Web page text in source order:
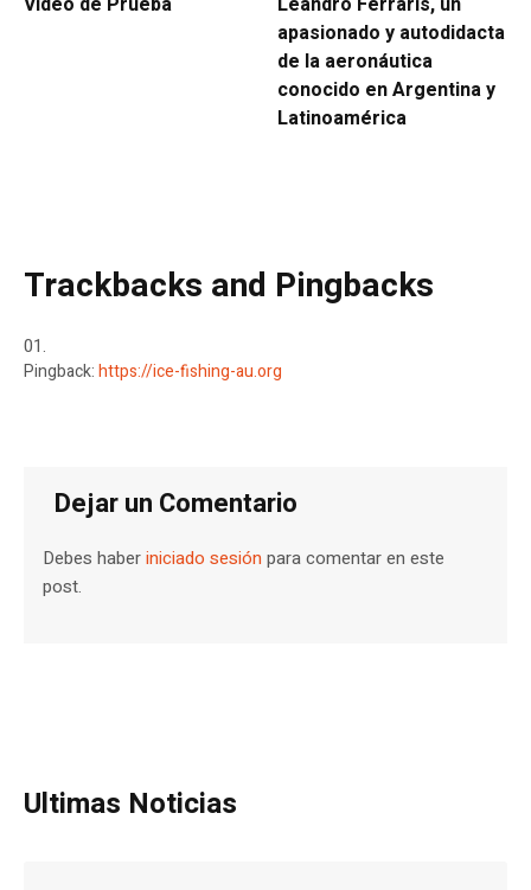
apasionado y autodidacta
de la aeronáutica
conocido en Argentina y
Latinoamérica
Trackbacks and Pingbacks
Pingback:https://ice-fishing-au.org
Dejar un Comentario
Debes haberiniciado sesión para comentar en este
post.
Ultimas Noticias